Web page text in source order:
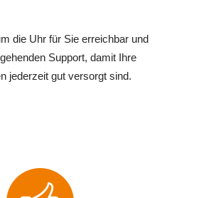
die Uhr für Sie erreichbar und
Support, damit Ihre
jederzeit gut versorgt sind.